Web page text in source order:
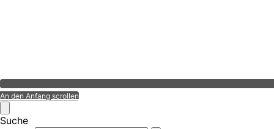
An den Anfang scrollen
Suche